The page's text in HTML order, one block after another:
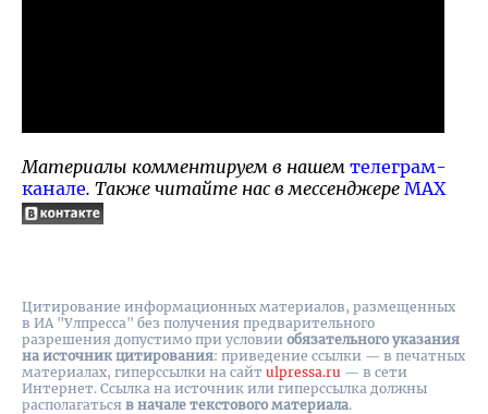
Материалы комментируем в нашем телеграм-
канале. Также читайте нас в мессенджере MAX
Цитирование информационных материалов, размещенных
в ИА "Улпресса" без получения предварительного
разрешения допустимо при условии обязательного указания
на источник цитирования: приведение ссылки — в печатных
материалах, гиперссылки на cайт ulpressa.ru — в сети
Интернет. Ссылка на источник или гиперссылка должны
располагаться в начале текстового материала.